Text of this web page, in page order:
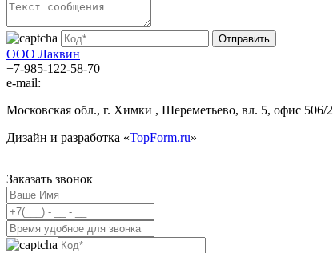
Отправить
ООО Лаквин
+7-985-122-58-70
e-mail:
Московская обл., г. Химки , Шереметьево, вл. 5, офис 506/2
Дизайн и разработка «TopForm.ru»
Заказать звонок